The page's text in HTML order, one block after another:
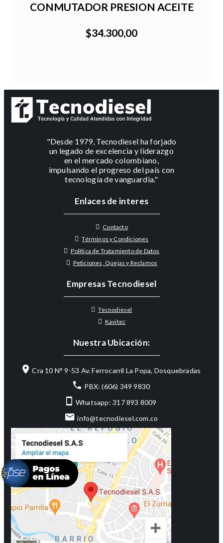
CONMUTADOR PRESION ACEITE
$34.300,00
"Desde 1979, Tecnodiesel ha forjado
un legado de excelencia y liderazgo
en el mercado colombiano,
impulsando el progreso del país con
tecnología de vanguardia."
Enlaces de interes
Contacto
Términos y Condiciones
Política de Tratamiento de Datos
Peticiones, Quejas y Reclamos
Empresas Tecnodiesel
Tecnodiesel
Kavitec
Nuestra Ubicación:
Cra 10 N° 9-53 Av. Ferrocarril La Popa, Dosquebradas
PBX: (606) 349 9830
Whatsapp: 317 893 8009
info@tecnodiesel.com.co